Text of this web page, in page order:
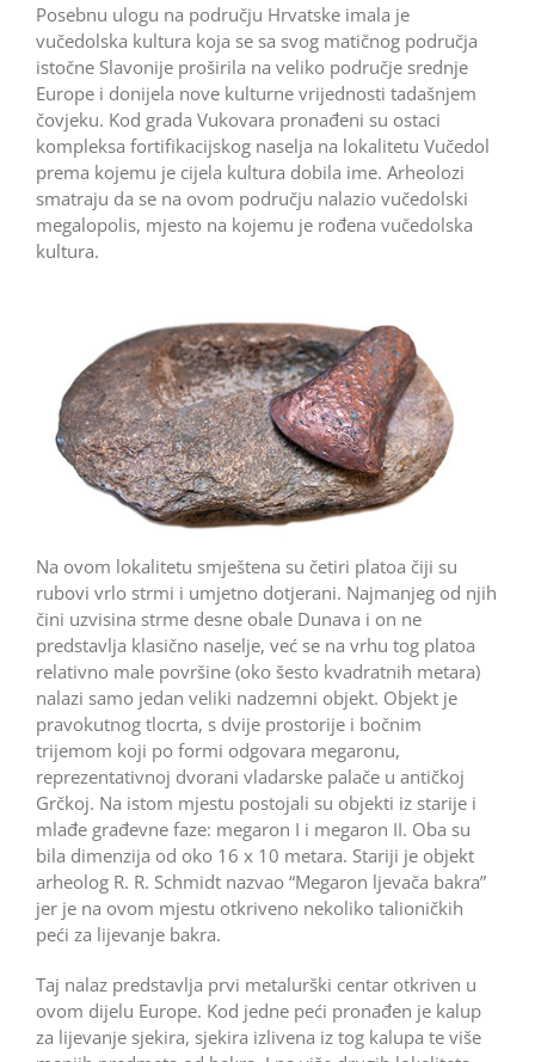
Posebnu ulogu na području Hrvatske imala je
vučedolska kultura koja se sa svog matičnog područja
istočne Slavonije proširila na veliko područje srednje
Europe i donijela nove kulturne vrijednosti tadašnjem
čovjeku. Kod grada Vukovara pronađe­ni su ostaci
kompleksa fortifikacijskog naselja na lokalitetu Vučedol
prema kojemu je cijela kultura dobila ime. Arheolozi
smatraju da se na ovom području nalazio vučedolski
megalopolis, mjesto na kojemu je rođena vučedolska
kultura.
Na ovom lokalitetu smještena su četiri platoa čiji su
rubovi vrlo strmi i umjetno dotjerani. Najmanjeg od njih
čini uzvisina strme desne obale Dunava i on ne
predstavlja klasično naselje, već se na vrhu tog platoa
relativno male površine (oko šesto kvadratnih metara)
nalazi samo jedan veliki nadzemni objekt. Objekt je
pravokutnog tlocrta, s dvije prostorije i bočnim
trijemom koji po formi odgovara megaronu,
reprezentativnoj dvorani vladarske palače u antičkoj
Grčkoj. Na istom mjestu postojali su objekti iz starije i
mlađe građevne faze: megaron I i megaron II. Oba su
bila dimenzija od oko 16 x 10 metara. Stariji je objekt
arheolog R. R. Schmidt nazvao “Megaron ljevača bakra”
jer je na ovom mjestu otkriveno nekoliko talioničkih
peći za lijevanje bakra.
Taj nalaz predstavlja prvi metalurški centar otkriven u
ovom dijelu Europe. Kod jedne peći pronađen je kalup
za lijevanje sjekira, sjekira izlivena iz tog kalupa te više